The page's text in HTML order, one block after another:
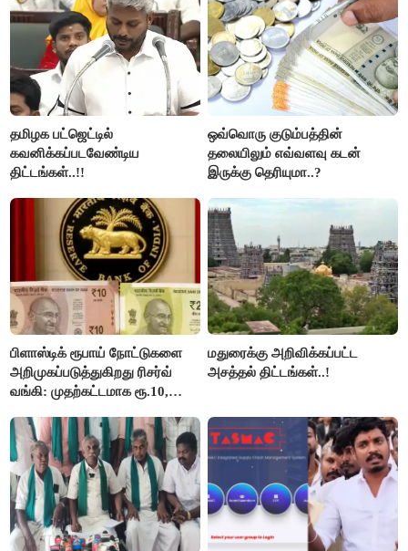
தமிழக பட்ஜெட்டில்
கவனிக்கப்படவேண்டிய
திட்டங்கள்..!!
ஒவ்வொரு குடும்பத்தின்
தலையிலும் எவ்வளவு கடன்
இருக்கு தெரியுமா..?
பிளாஸ்டிக் ரூபாய் நோட்டுகளை
அறிமுகப்படுத்துகிறது ரிசர்வ்
வங்கி: முதற்கட்டமாக ரூ.10,
மதுரைக்கு அறிவிக்கப்பட்ட
அசத்தல் திட்டங்கள்..!